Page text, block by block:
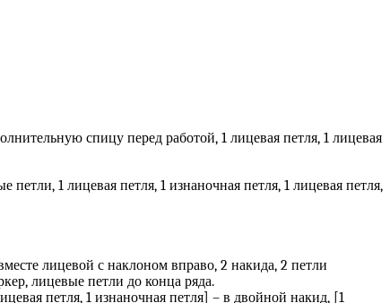
спицу перед работой, 1 лицевая петля, 1 лицевая
1 лицевая петля, 1 изнаночная петля, 1 лицевая петля,
лицевой с наклоном вправо, 2 накида, 2 петли
лицевые петли до конца ряда.
петля, 1 изнаночная петля] – в двойной накид, [1